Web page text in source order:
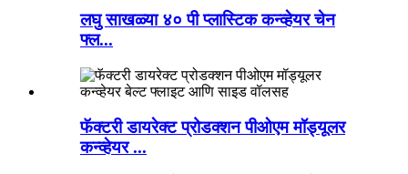
लघु साखळ्या ४० पी प्लास्टिक कन्व्हेयर चेन
फ्ल...
फॅक्टरी डायरेक्ट प्रोडक्शन पीओएम मॉड्यूलर
कन्व्हेयर ...